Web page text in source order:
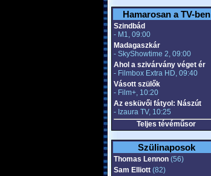
Hamarosan a TV-ben
Szindbád
- M1, 09:00
Madagaszkár
- SkyShowtime 2, 09:00
Ahol a szivárvány véget ér
- Filmbox Extra HD, 09:40
Vásott szülők
- Film+, 10:20
Az esküvői fátyol: Nászút
- Izaura TV, 10:25
Teljes tévéműsor
Szülinaposok
Thomas Lennon(56)
Sam Elliott(82)